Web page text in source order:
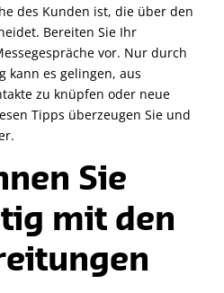
des Kunden ist, die über den
Bereiten Sie Ihr
vor. Nur durch
kann es gelingen, aus
zu knüpfen oder neue
Tipps überzeugen Sie und
Sie
mit den